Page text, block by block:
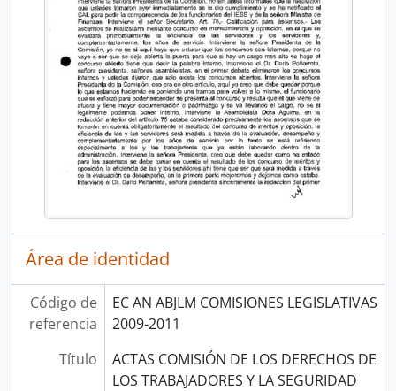
Área de identidad
Código de
referencia
EC AN ABJLM COMISIONES LEGISLATIVAS
2009-2011
Título
ACTAS COMISIÓN DE LOS DERECHOS DE
LOS TRABAJADORES Y LA SEGURIDAD